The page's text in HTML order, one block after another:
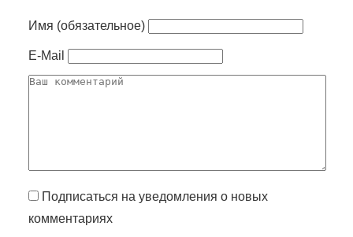
Имя (обязательное)
E-Mail
Подписаться на уведомления о новых
комментариях